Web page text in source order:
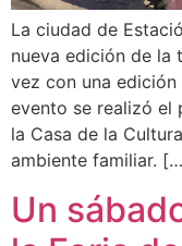
La ciudad de
nueva edición de la
vez con una
evento se realizó el
la Casa de la
ambiente familiar.
Un